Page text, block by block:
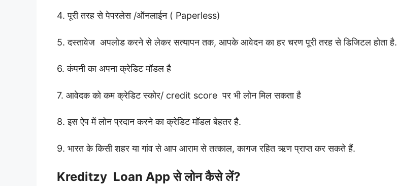
4. पूरी तरह से पेपरलेस /ऑनलाईन ( Paperless)
5. दस्तावेज अपलोड करने से लेकर सत्यापन तक, आपके आवेदन का हर चरण पूरी तरह से डिजिटल होता है.
6. कंपनी का अपना क्रेडिट मॉडल है
7. आवेदक को कम क्रेडिट स्कोर/ credit score पर भी लोन मिल सकता है
8. इस ऐप में लोन प्रदान करने का क्रेडिट मॉडल बेहतर है.
9. भारत के किसी शहर या गांव से आप आराम से तत्काल, कागज रहित ऋण प्राप्त कर सकते हैं.
Kreditzy Loan App से लोन कैसे लें?